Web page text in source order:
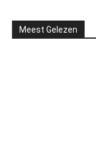
Meest Gelezen